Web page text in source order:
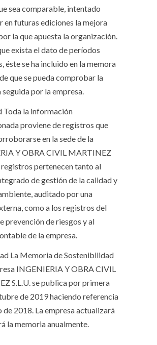
sea comparable, intentado
en futuras ediciones la mejora
la que apuesta la organización.
exista el dato de períodos
éste se ha incluido en la memora
que se pueda comprobar la
por la empresa.
Toda la información
proviene de registros que
en la sede de la
Y OBRA CIVIL MARTINEZ
registros pertenecen tanto al
de gestión de la calidad y
auditado por una
como a los registros del
prevención de riesgos y al
de la empresa.
La Memoria de Sostenibilidad
INGENIERIA Y OBRA CIVIL
S.L.U. se publica por primera
de 2019 haciendo referencia
de 2018. La empresa actualizará
la memoria anualmente.